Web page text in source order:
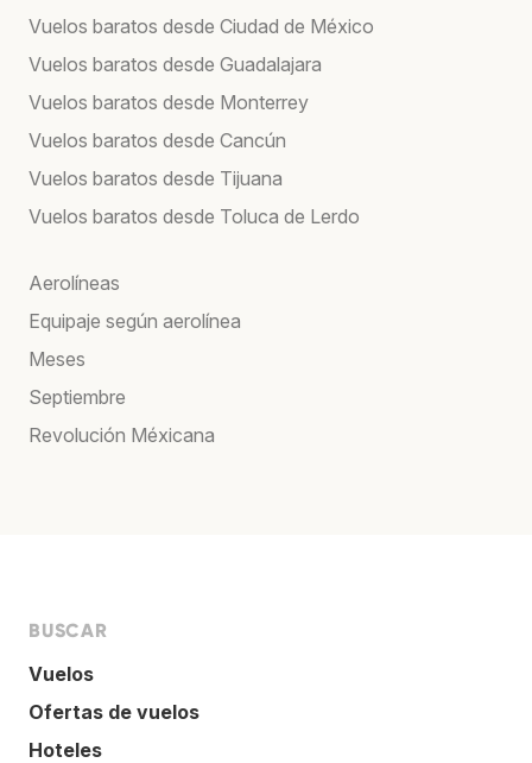
Vuelos baratos desde Ciudad de México
Vuelos baratos desde Guadalajara
Vuelos baratos desde Monterrey
Vuelos baratos desde Cancún
Vuelos baratos desde Tijuana
Vuelos baratos desde Toluca de Lerdo
Aerolíneas
Equipaje según aerolínea
Meses
Septiembre
Revolución Méxicana
BUSCAR
Vuelos
Ofertas de vuelos
Hoteles